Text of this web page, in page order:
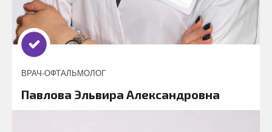
ВРАЧ-ОФТАЛЬМОЛОГ
Павлова Эльвира Александровна